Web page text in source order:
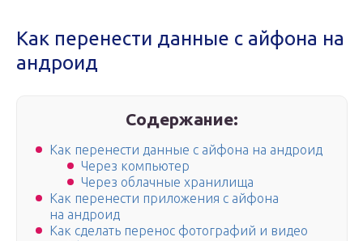
Как перенести данные с айфона на
андроид
Содержание:
Как перенести данные с айфона на андроид
Через компьютер
Через облачные хранилища
Как перенести приложения с айфона
на андроид
Как сделать перенос фотографий и видео